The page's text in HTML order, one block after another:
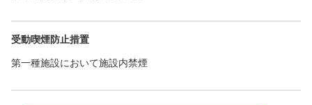
受動喫煙防止措置
第一種施設において施設内禁煙